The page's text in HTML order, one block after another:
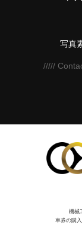
写真
/////
機械
車券の購